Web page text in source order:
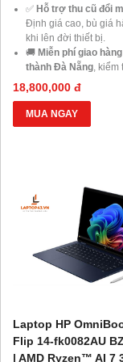
✅ Hỗ trợ thu cũ đổi
Định giá cao, bù giá
khi lên đời thiết bị.
🚚 Miễn phí giao
thành Đà Nẵng ,
trước khi thanh toán.
💳
Trả góp 0% qua
dụng hoặcHD Saison
1%/tháng, thủ tục đơn
Sinh viên và khách
cùng cơ hội nhận
giảm đến 500.000đ.
18,800,000 đ
MUA NGAY
Laptop HP
Flip 14-fk0082AU
| AMD Ryzen™ AI 7